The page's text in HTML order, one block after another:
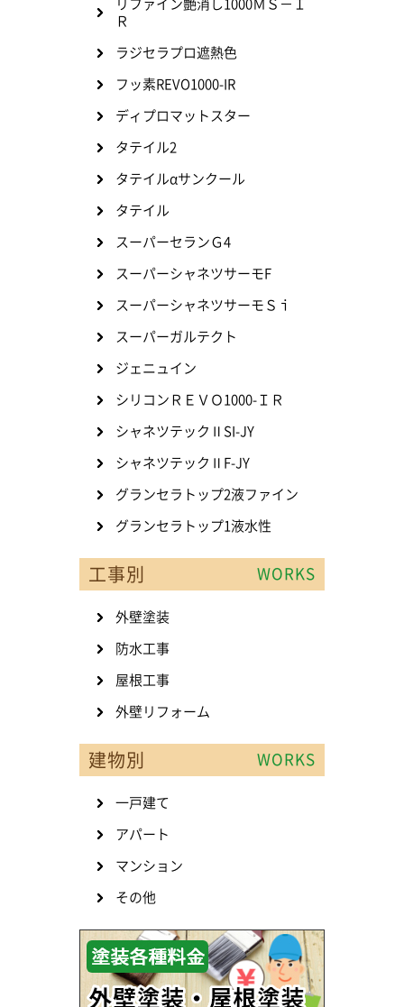
リファイン艶消し1000ＭＳ－Ｉ
Ｒ
ラジセラプロ遮熱色
フッ素REVO1000-IR
ディプロマットスター
タテイル2
タテイルαサンクール
タテイル
スーパーセランＧ4
スーパーシャネツサーモF
スーパーシャネツサーモＳｉ
スーパーガルテクト
ジェニュイン
シリコンＲＥＶＯ1000-ＩＲ
シャネツテックⅡSI-JY
シャネツテックⅡF-JY
グランセラトップ2液ファイン
グランセラトップ1液水性
工事別 WORKS
外壁塗装
防水工事
屋根工事
外壁リフォーム
建物別 WORKS
一戸建て
アパート
マンション
その他